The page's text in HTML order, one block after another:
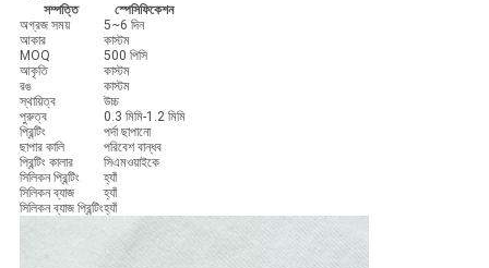
সম্পত্তি
স্পেসিফিকেশন
অগ্রজ সময়
5~6 দিন
আকার
কাস্টম
MOQ
500 পিসি
আকৃতি
কাস্টম
রঙ
কাস্টম
স্থায়িত্ব
উচ্চ
পুরুত্ব
0.3 মিমি-1.2 মিমি
প্রিন্টিং
পর্দা ছাপানো
ছাপার কালি
পরিবেশ বান্ধব
প্রিন্টিং কালার
সিএমওয়াইকে
সিলিকন প্রিন্টিং
হ্যাঁ
সিলিকন ব্যাজ
হ্যাঁ
সিলিকন ব্যাজ প্রিন্টিংহ্যাঁ